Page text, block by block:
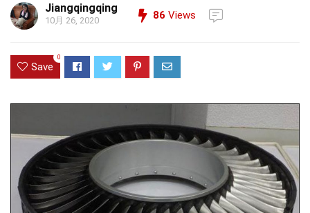
Jiangqingqing
10月 26, 2020 86 Views
Save
0